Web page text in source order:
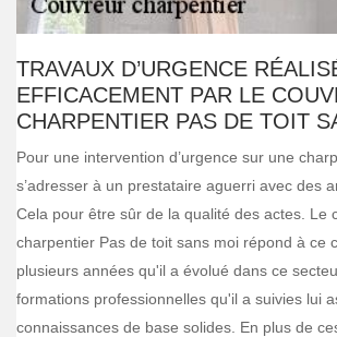
TRAVAUX D’URGENCE
EFFICACEMENT PAR LE
CHARPENTIER PAS DE TOIT
Pour une intervention d’urgence sur une
s’adresser à un prestataire aguerri avec des
Cela pour être sûr de la qualité des actes. Le
charpentier Pas de toit sans moi répond à ce
plusieurs années qu'il a évolué dans ce
formations professionnelles qu'il a suivies lui
connaissances de base solides. En plus de